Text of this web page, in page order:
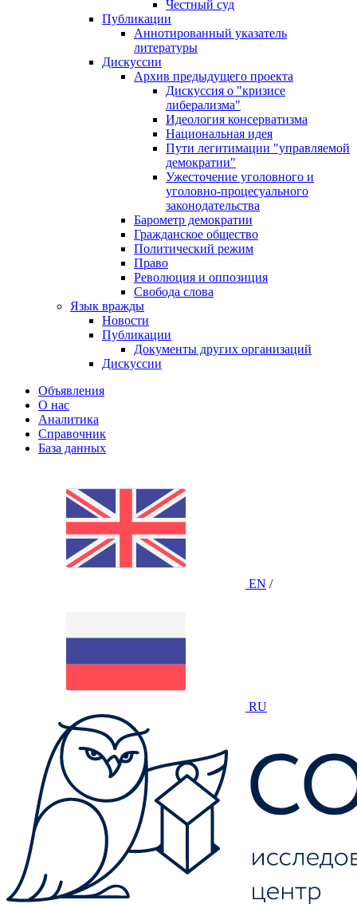
Честный суд
Публикации
Аннотированный указатель
литературы
Дискуссии
Архив предыдущего проекта
Дискуссия о "кризисе
либерализма"
Идеология консерватизма
Национальная идея
Пути легитимации "управляемой
демократии"
Ужесточение уголовного и
уголовно-процесуального
законодательства
Барометр демократии
Гражданское общество
Политический режим
Право
Революция и оппозиция
Свобода слова
Язык вражды
Новости
Публикации
Документы других организаций
Дискуссии
Объявления
О нас
Аналитика
Справочник
База данных
EN /
RU